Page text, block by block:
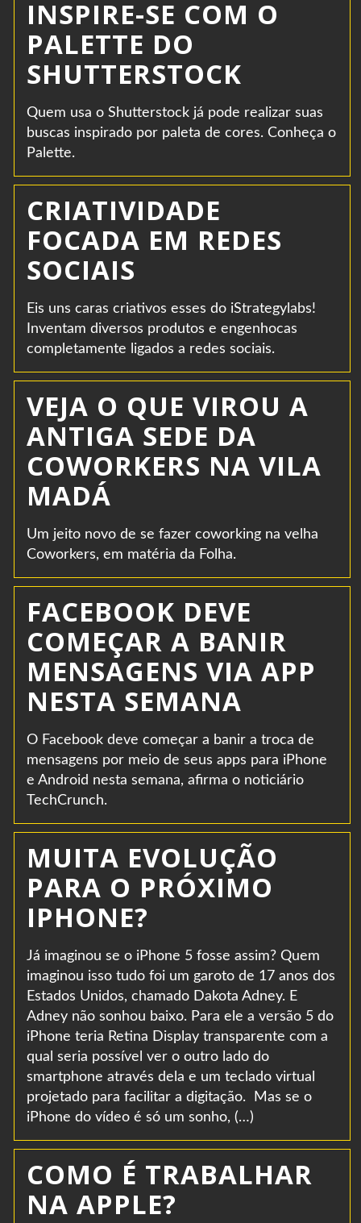
INSPIRE-SE COM O
PALETTE DO
SHUTTERSTOCK
Quem usa o Shutterstock já pode realizar suas
buscas inspirado por paleta de cores. Conheça o
Palette.
CRIATIVIDADE
FOCADA EM REDES
SOCIAIS
Eis uns caras criativos esses do iStrategylabs!
Inventam diversos produtos e engenhocas
completamente ligados a redes sociais.
VEJA O QUE VIROU A
ANTIGA SEDE DA
COWORKERS NA VILA
MADÁ
Um jeito novo de se fazer coworking na velha
Coworkers, em matéria da Folha.
FACEBOOK DEVE
COMEÇAR A BANIR
MENSAGENS VIA APP
NESTA SEMANA
O Facebook deve começar a banir a troca de
mensagens por meio de seus apps para iPhone
e Android nesta semana, afirma o noticiário
TechCrunch.
MUITA EVOLUÇÃO
PARA O PRÓXIMO
IPHONE?
Já imaginou se o iPhone 5 fosse assim? Quem
imaginou isso tudo foi um garoto de 17 anos dos
Estados Unidos, chamado Dakota Adney. E
Adney não sonhou baixo. Para ele a versão 5 do
iPhone teria Retina Display transparente com a
qual seria possível ver o outro lado do
smartphone através dela e um teclado virtual
projetado para facilitar a digitação. Mas se o
iPhone do vídeo é só um sonho, (…)
COMO É TRABALHAR
NA APPLE?